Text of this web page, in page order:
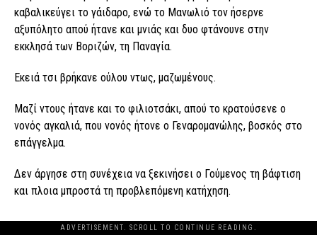
καβαλικεύγει το γάιδαρο, ενώ το Μανωλιό τον ήσερνε
αξυπόλητο απού ήτανε και μνιάς και δυο φτάνουνε στην
εκκλησά των Βοριζών, τη Παναγία.
Εκειά τσι βρήκανε ούλου ντως, μαζωμένους.
Μαζί ντους ήτανε και το φιλιοτσάκι, απού το κρατούσενε ο
νονός αγκαλιά, που νονός ήτονε ο Γεναρομανώλης, βοσκός στο
επάγγελμα.
Δεν άργησε στη συνέχεια να ξεκινήσει ο Γούμενος τη βάφτιση
και πλοια μπροστά τη προβλεπόμενη κατήχηση.
ADVERTISEMENT. SCROLL TO CONTINUE READING.